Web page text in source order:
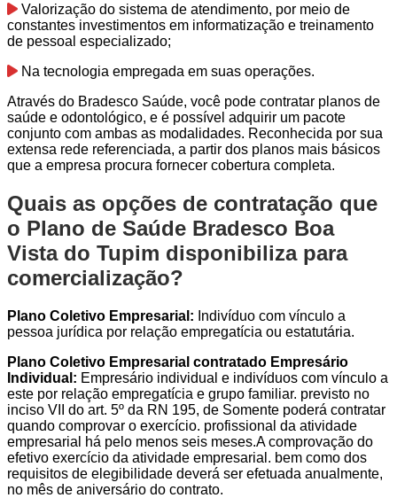
Valorização do sistema de atendimento, por meio de
constantes investimentos em informatização e treinamento
de pessoal especializado;
Na tecnologia empregada em suas operações.
Através do Bradesco Saúde, você pode contratar planos de
saúde e odontológico, e é possível adquirir um pacote
conjunto com ambas as modalidades. Reconhecida por sua
extensa rede referenciada, a partir dos planos mais básicos
que a empresa procura fornecer cobertura completa.
Quais as opções de contratação que
o Plano de Saúde Bradesco Boa
Vista do Tupim disponibiliza para
comercialização?
Plano Coletivo Empresarial: Indivíduo com vínculo a
pessoa jurídica por relação empregatícia ou estatutária.
Plano Coletivo Empresarial contratado Empresário
Individual: Empresário individual e indivíduos com vínculo a
este por relação empregatícia e grupo familiar. previsto no
inciso VII do art. 5º da RN 195, de Somente poderá contratar
quando comprovar o exercício. profissional da atividade
empresarial há pelo menos seis meses.A comprovação do
efetivo exercício da atividade empresarial. bem como dos
requisitos de elegibilidade deverá ser efetuada anualmente,
no mês de aniversário do contrato.